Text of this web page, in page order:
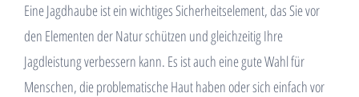
Eine Jagdhaube ist ein wichtiges Sicherheitselement, das Sie vor
den Elementen der Natur schützen und gleichzeitig Ihre
Jagdleistung verbessern kann. Es ist auch eine gute Wahl für
Menschen, die problematische Haut haben oder sich einfach vor